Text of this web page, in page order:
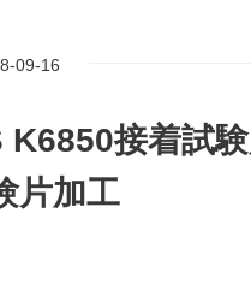
09-16
K6850接着試
片加工